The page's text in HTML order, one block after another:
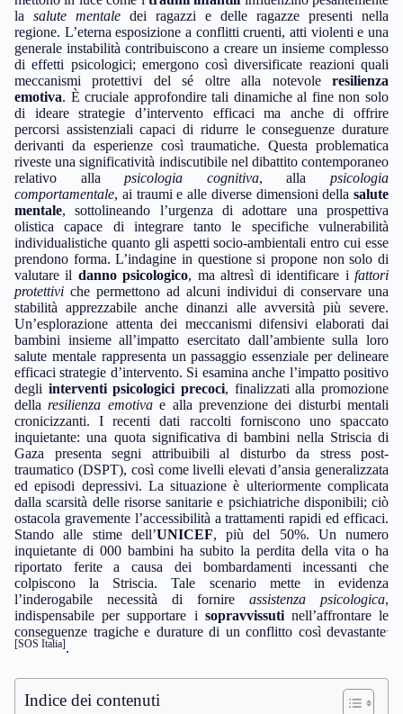
la salute mentale dei ragazzi e delle ragazze presenti nella
regione. L’eterna esposizione a conflitti cruenti, atti violenti e una
generale instabilità contribuiscono a creare un insieme complesso
di effetti psicologici; emergono così diversificate reazioni quali
meccanismi protettivi del sé oltre alla notevole resilienza
emotiva. È cruciale approfondire tali dinamiche al fine non solo
di ideare strategie d’intervento efficaci ma anche di offrire
percorsi assistenziali capaci di ridurre le conseguenze durature
derivanti da esperienze così traumatiche. Questa problematica
riveste una significatività indiscutibile nel dibattito contemporaneo
relativo allapsicologia cognitiva, allapsicologia
comportamentale, ai traumi e alle diverse dimensioni della salute
mentale, sottolineando l’urgenza di adottare una prospettiva
olistica capace di integrare tanto le specifiche vulnerabilità
individualistiche quanto gli aspetti socio-ambientali entro cui esse
prendono forma. L’indagine in questione si propone non solo di
valutare il danno psicologico, ma altresì di identificare ifattori
protettivi che permettono ad alcuni individui di conservare una
stabilità apprezzabile anche dinanzi alle avversità più severe.
Un’esplorazione attenta dei meccanismi difensivi elaborati dai
bambini insieme all’impatto esercitato dall’ambiente sulla loro
salute mentale rappresenta un passaggio essenziale per delineare
efficaci strategie d’intervento. Si esamina anche l’impatto positivo
degli interventi psicologici precoci, finalizzati alla promozione
dellaresilienza emotivae alla prevenzione dei disturbi mentali
cronicizzanti. I recenti dati raccolti forniscono uno spaccato
inquietante: una quota significativa di bambini nella Striscia di
Gaza presenta segni attribuibili al disturbo da stress post-
traumatico (DSPT), così come livelli elevati d’ansia generalizzata
ed episodi depressivi. La situazione è ulteriormente complicata
dalla scarsità delle risorse sanitarie e psichiatriche disponibili; ciò
ostacola gravemente l’accessibilità a trattamenti rapidi ed efficaci.
Stando alle stime dell’UNICEF, più del 50%. Un numero
inquietante di 000 bambini ha subito la perdita della vita o ha
riportato ferite a causa dei bombardamenti incessanti che
colpiscono la Striscia. Tale scenario mette in evidenza
l’inderogabile necessità di fornire assistenza psicologica,
indispensabile per supportare i sopravvissutinell’affrontare le
conseguenze tragiche e durature di un conflitto così devastante.
[SOS Italia].
Indice dei contenuti